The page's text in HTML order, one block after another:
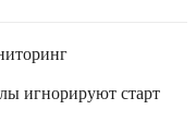
игнорируют старт